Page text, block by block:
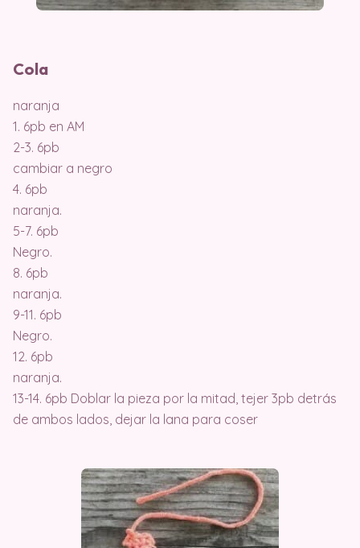
Cola
naranja
1. 6pb en AM
2-3. 6pb
cambiar a negro
4. 6pb
naranja.
5-7. 6pb
Negro.
8. 6pb
naranja.
9-11. 6pb
Negro.
12. 6pb
naranja.
13-14. 6pb Doblar la pieza por la mitad, tejer 3pb detrás
de ambos lados, dejar la lana para coser